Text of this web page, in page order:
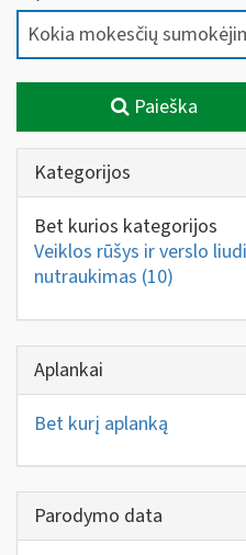
Paieška
Kategorijos
Bet kurios kategorijos
Veiklos rūšys ir verslo
nutraukimas (10)
Aplankai
Bet kurį aplanką
Parodymo data